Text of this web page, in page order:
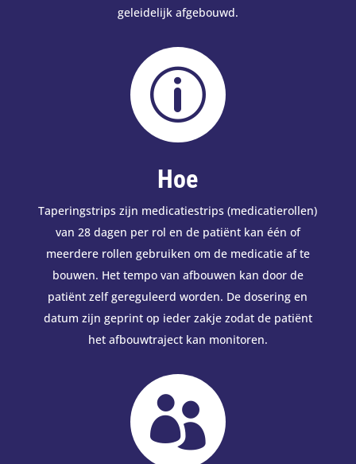
geleidelijk afgebouwd.
p
Hoe
Taperingstrips zijn medicatiestrips (medicatierollen)
van 28 dagen per rol en de patiënt kan één of
meerdere rollen gebruiken om de medicatie af te
bouwen. Het tempo van afbouwen kan door de
patiënt zelf gereguleerd worden. De dosering en
datum zijn geprint op ieder zakje zodat de patiënt
het afbouwtraject kan monitoren.
